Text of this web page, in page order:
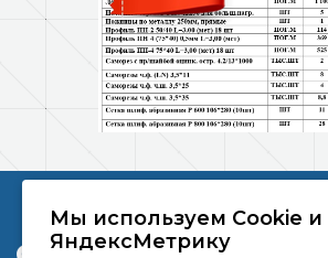
ООО «ПРОФЛИК» © 2026
Мы используем Сookie и
ЯндексМетрику